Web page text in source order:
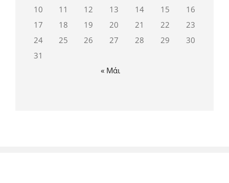
10
11 12 13 14 15
16
17
18 19 20 21 22
23
24
25 26 27 28 29
30
31
« Μάι